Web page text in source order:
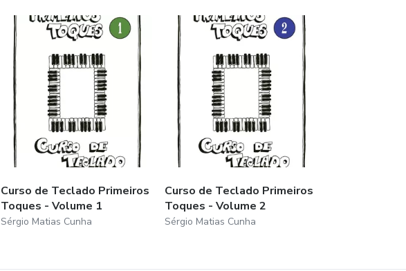
Curso de Teclado Primeiros
Toques - Volume 1
Sérgio Matias Cunha
Curso de Teclado Primeiros
Toques - Volume 2
Sérgio Matias Cunha